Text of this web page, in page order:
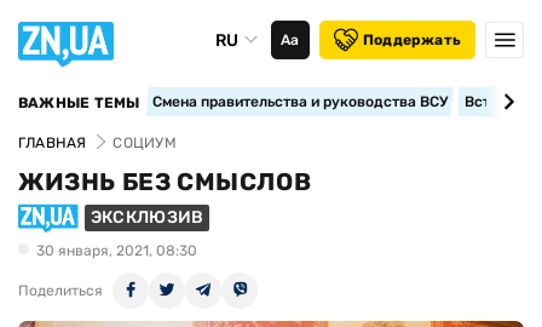
RU Аа Поддержать
ВАЖНЫЕ ТЕМЫ Смена правительства и руководства ВСУ
ГЛАВНАЯ СОЦИУМ
ЖИЗНЬ БЕЗ СМЫСЛОВ
ЭКСКЛЮЗИВ
30 января, 2021, 08:30
Поделиться